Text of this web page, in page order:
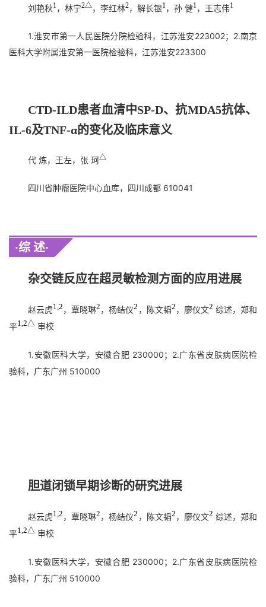
刘艳秋1 ，林宁2△ ，李红林2，解长银1 ，孙 健1 ，王志伟1
1.淮安市第一人民医院分院检验科，江苏淮安223002；2.南京
医科大学附属淮安第一医院检验科，江苏淮安223300
CTD-ILD患者血清中SP-D、抗MDA5抗体、
IL-6及TNF-α的变化及临床意义
代 炼，王左，张 珂△
四川省肿瘤医院中心血库，四川成都 610041
·综 述·
杂交链反应在超灵敏检测方面的应用进展
赵云虎1,2 ，覃晓琳2 ，杨结仪2 ，陈文韬2 ，廖仪文2 综述，郑和
平1,2△ 审校
1.安徽医科大学，安徽合肥 230000；2.广东省皮肤病医院检
验科，广东广州 510000
胆道闭锁早期诊断的研究进展
赵云虎1,2 ，覃晓琳2 ，杨结仪2 ，陈文韬2 ，廖仪文2 综述，郑和
平1,2△ 审校
1.安徽医科大学，安徽合肥 230000；2.广东省皮肤病医院检
验科，广东广州 510000